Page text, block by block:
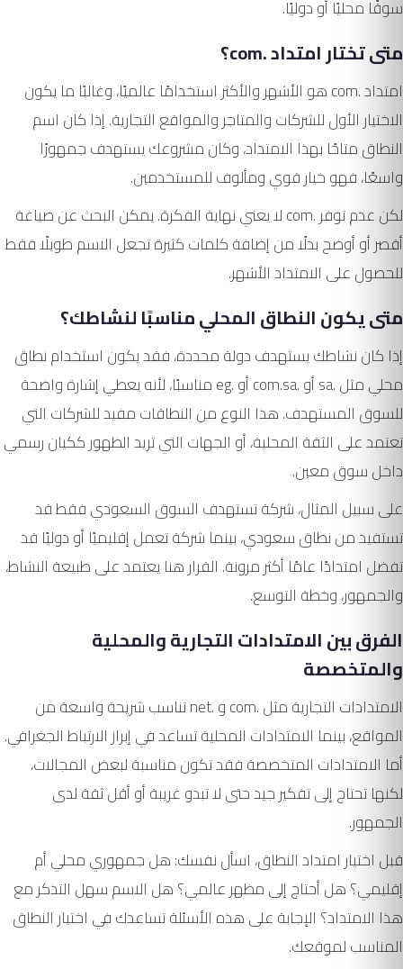
سوقًا محليًا أو دوليًا.
متى تختار امتداد .com؟
امتداد .com هو الأشهر والأكثر استخدامًا عالميًا، وغالبًا ما يكون
الاختيار الأول للشركات والمتاجر والمواقع التجارية. إذا كان اسم
النطاق متاحًا بهذا الامتداد، وكان مشروعك يستهدف جمهورًا
واسعًا، فهو خيار قوي ومألوف للمستخدمين.
لكن عدم توفر .com لا يعني نهاية الفكرة. يمكن البحث عن صياغة
أقصر أو أوضح بدلًا من إضافة كلمات كثيرة تجعل الاسم طويلًا فقط
للحصول على الامتداد الأشهر.
متى يكون النطاق المحلي مناسبًا لنشاطك؟
إذا كان نشاطك يستهدف دولة محددة، فقد يكون استخدام نطاق
محلي مثل .sa أو .com.sa أو .eg مناسبًا، لأنه يعطي إشارة واضحة
للسوق المستهدف. هذا النوع من النطاقات مفيد للشركات التي
تعتمد على الثقة المحلية، أو الجهات التي تريد الظهور ككيان رسمي
داخل سوق معين.
على سبيل المثال، شركة تستهدف السوق السعودي فقط قد
تستفيد من نطاق سعودي، بينما شركة تعمل إقليميًا أو دوليًا قد
تفضل امتدادًا عامًا أكثر مرونة. القرار هنا يعتمد على طبيعة النشاط،
والجمهور، وخطة التوسع.
الفرق بين الامتدادات التجارية والمحلية
والمتخصصة
الامتدادات التجارية مثل .com و .net تناسب شريحة واسعة من
المواقع، بينما الامتدادات المحلية تساعد في إبراز الارتباط الجغرافي.
أما الامتدادات المتخصصة فقد تكون مناسبة لبعض المجالات،
لكنها تحتاج إلى تفكير جيد حتى لا تبدو غريبة أو أقل ثقة لدى
الجمهور.
قبل اختيار امتداد النطاق، اسأل نفسك: هل جمهوري محلي أم
إقليمي؟ هل أحتاج إلى مظهر عالمي؟ هل الاسم سهل التذكر مع
هذا الامتداد؟ الإجابة على هذه الأسئلة تساعدك في اختيار النطاق
المناسب لموقعك.